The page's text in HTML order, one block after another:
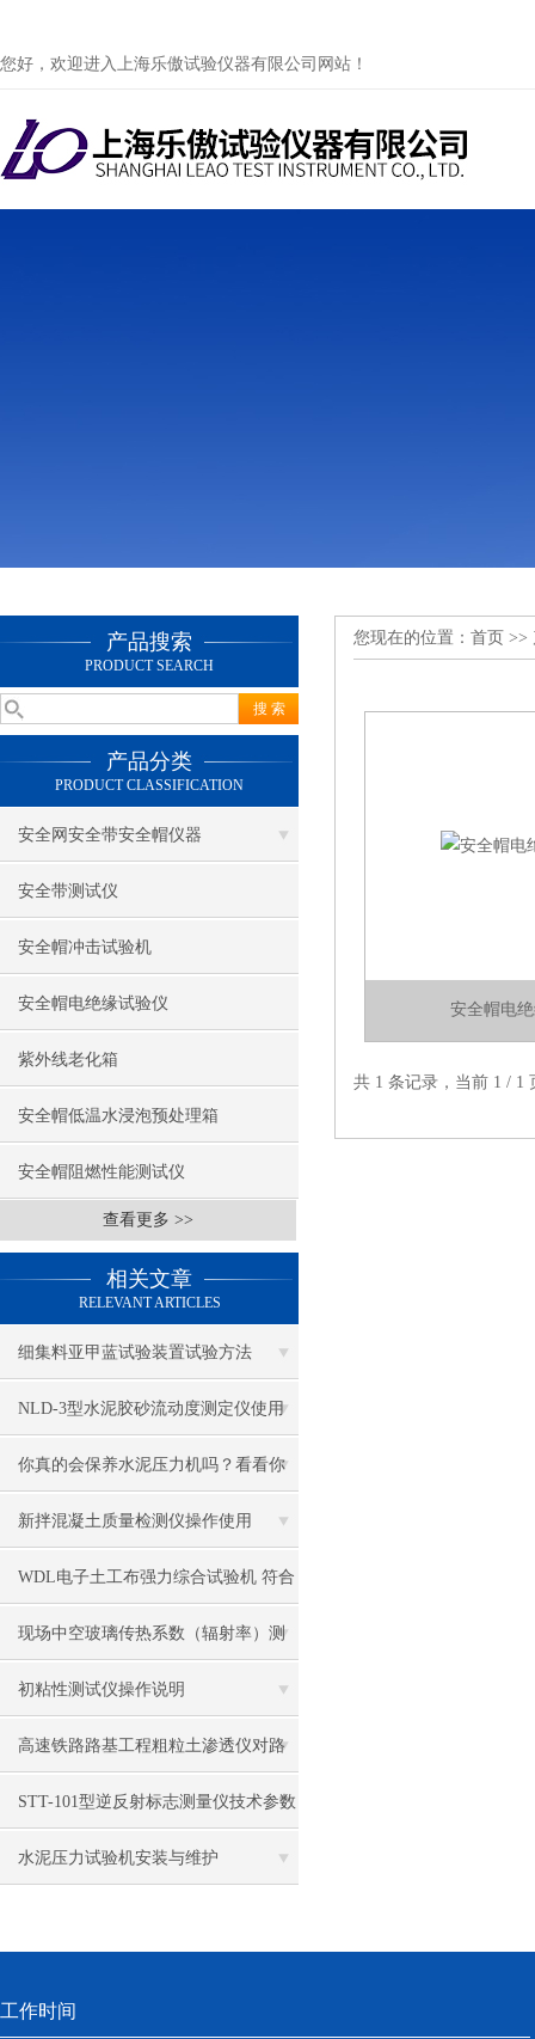
您好，欢迎进入上海乐傲试验仪器有限公司网站！
产品搜索
PRODUCT SEARCH
产品分类
PRODUCT CLASSIFICATION
安全网安全带安全帽仪器
安全带测试仪
安全帽冲击试验机
安全帽电绝缘试验仪
紫外线老化箱
安全帽低温水浸泡预处理箱
安全帽阻燃性能测试仪
查看更多 >>
相关文章
RELEVANT ARTICLES
细集料亚甲蓝试验装置试验方法
NLD-3型水泥胶砂流动度测定仪使用
方法
你真的会保养水泥压力机吗？看看你
都做到了几条
新拌混凝土质量检测仪操作使用
WDL电子土工布强力综合试验机 符合
标准
现场中空玻璃传热系数（辐射率）测
量仪 传热系数的影响因素
初粘性测试仪操作说明
高速铁路路基工程粗粒土渗透仪对路
基的作用
STT-101型逆反射标志测量仪技术参数
水泥压力试验机安装与维护
您现在的位置： 首页 >>
安全帽电
共 1 条记录，当前 1 /
工作时间